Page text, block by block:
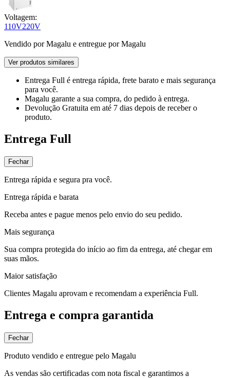
Voltagem:
110V220V
Vendido porMagalu e entregue por Magalu
Ver produtos similares
Entrega Full é entrega rápida, frete barato e mais segurança
para você.
Magalu garante a sua compra, do pedido à entrega.
Devolução Gratuita em até 7 dias depois de receber o
produto.
Entrega Full
Fechar
Entrega rápida e segura pra você.
Entrega rápida e barata
Receba antes e pague menos pelo envio do seu pedido.
Mais segurança
Sua compra protegida do início ao fim da entrega, até chegar em
suas mãos.
Maior satisfação
Clientes Magalu aprovam e recomendam a experiência Full.
Entrega e compra garantida
Fechar
Produto vendido e entregue pelo Magalu
As vendas são certificadas com nota fiscal e garantimos a